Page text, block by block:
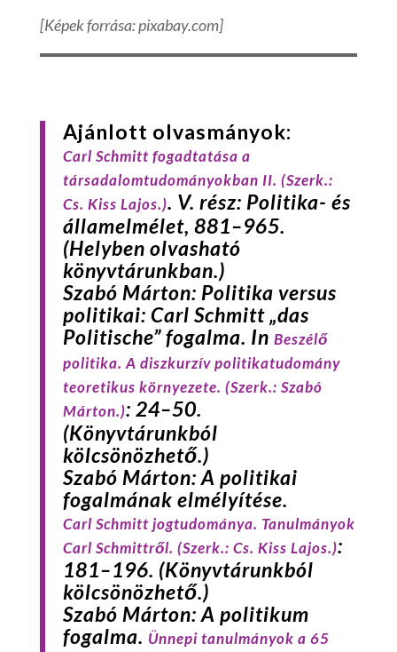
[Képek forrása: pixabay.com]
Ajánlott olvasmányok:
Carl Schmitt fogadtatása a
társadalomtudományokban II. (Szerk.:
Cs. Kiss Lajos.). V. rész: Politika- és
államelmélet, 881–965.
(Helyben olvasható
könyvtárunkban.)
Szabó Márton: Politika versus
politikai: Carl Schmitt „das
Politische” fogalma. In Beszélő
politika. A diszkurzív politikatudomány
teoretikus környezete. (Szerk.: Szabó
Márton.): 24–50.
(Könyvtárunkból
kölcsönözhető.)
Szabó Márton: A politikai
fogalmának elmélyítése.
Carl Schmitt jogtudománya. Tanulmányok
Carl Schmittről. (Szerk.: Cs. Kiss Lajos.):
181–196. (Könyvtárunkból
kölcsönözhető.)
Szabó Márton: A politikum
fogalma. Ünnepi tanulmányok a 65